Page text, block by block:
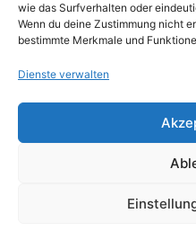
wie das Surfverhalten oder
Wenn du deine Zustimmung nicht
bestimmte Merkmale und
Dienste verwalten
Impressum